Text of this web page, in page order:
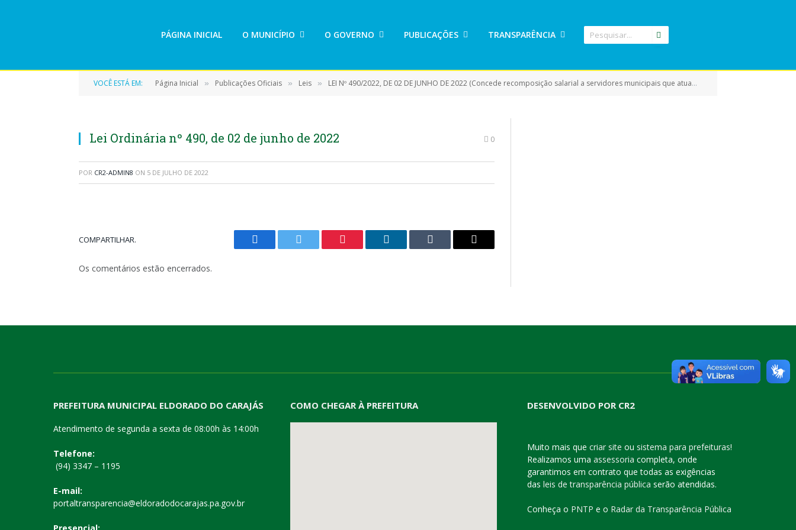
PÁGINA INICIAL O MUNICÍPIO O GOVERNO PUBLICAÇÕES TRANSPARÊNCIA
VOCÊ ESTÁ EM: Página Inicial » Publicações Oficiais » Leis » LEI Nº 490/2022, DE 02 DE JUNHO DE 2022 (Concede recomposição salarial a servidores municipais que atuam na área da educação e dá outras providências)
Lei Ordinária nº 490, de 02 de junho de 2022 0
POR CR2-ADMIN8 ON 5 DE JULHO DE 2022
COMPARTILHAR.
Facebook Twitter Pinterest LinkedIn Tumblr
E-
Os comentários estão encerrados.
PREFEITURA MUNICIPAL ELDORADO DO CARAJÁS
Atendimento de segunda a sexta de 08:00h às 14:00h
Telefone:
(94) 3347 – 1195
E-mail:
portaltransparencia@eldoradodocarajas.pa.gov.br
COMO CHEGAR À PREFEITURA DESENVOLVIDO POR CR2
Muito mais que criar site ou sistema para prefeituras!
Realizamos uma assessoria completa, onde
garantimos em contrato que todas as exigências
das leis de transparência pública serão atendidas.
Conheça o PNTP e o Radar da Transparência Pública